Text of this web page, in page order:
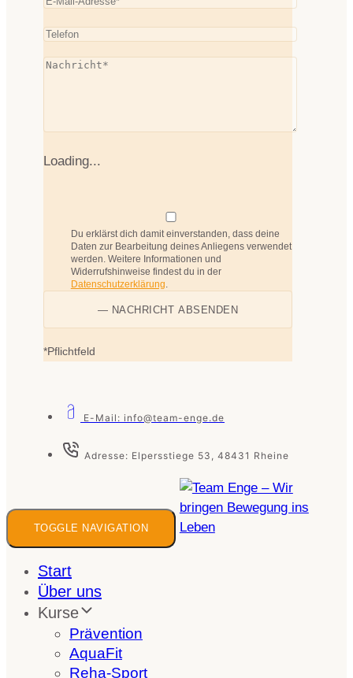
Loading...
Du erklärst dich damit einverstanden, dass deine
Daten zur Bearbeitung deines Anliegens verwendet
werden. Weitere Informationen und
Widerrufshinweise findest du in der
Datenschutzerklärung.
*Pflichtfeld
E-Mail: info@team-enge.de
Adresse: Elpersstiege 53, 48431 Rheine
TOGGLE NAVIGATION
Start
Über uns
Kurse
Prävention
AquaFit
Reha-Sport